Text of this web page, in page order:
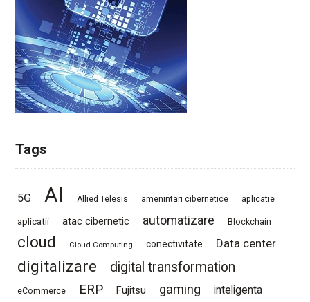
Tags
5G AI Allied Telesis amenintari cibernetice aplicatie
aplicatii atac cibernetic automatizare Blockchain
cloud Cloud Computing conectivitate Data center
digitalizare digital transformation
eCommerce ERP Fujitsu gaming
inteligenta